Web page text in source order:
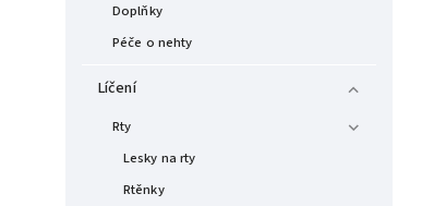
Doplňky
Péče o nehty
Líčení
Rty
Lesky na rty
Rtěnky